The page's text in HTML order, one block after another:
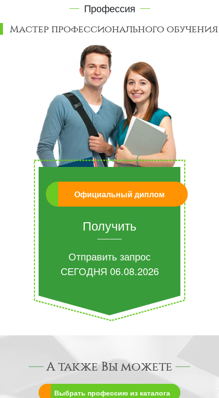
Профессия
Мастер профессионального обучения
Официальный диплом
Получить
Отправить запрос
СЕГОДНЯ 06.08.2026
А также Вы можете
Выбрать профессию из каталога